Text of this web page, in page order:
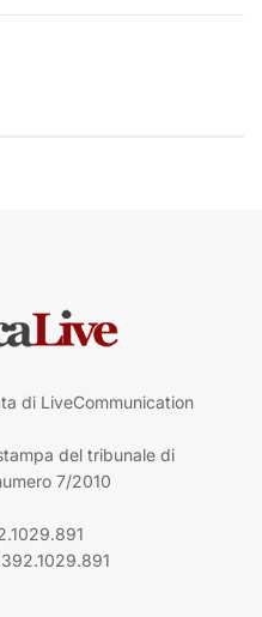
di LiveCommunication
del tribunale di
7/2010